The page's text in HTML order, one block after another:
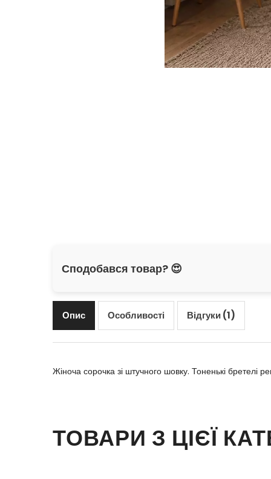
Сподобався товар? 😍
Опис Особливості Відгуки (1)
Жіноча сорочка зі штучного шовку. Тоненькі бретелі
ТОВАРИ З ЦІЄЇ